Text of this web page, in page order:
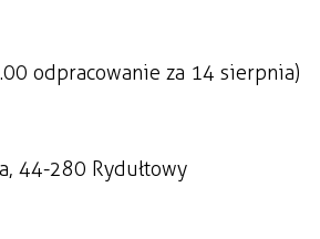
odpracowanie za 14 sierpnia)
44-280 Rydułtowy